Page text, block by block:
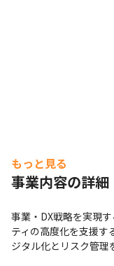
もっと見る
事業内容の詳細
事業・DX戦略を実現
ティの高度化を支援す
ジタル化とリスク管理